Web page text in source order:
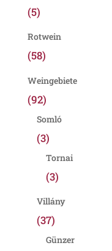
(5)
Rotwein
(58)
Weingebiete
(92)
Somló
(3)
Tornai
(3)
Villány
(37)
Günzer